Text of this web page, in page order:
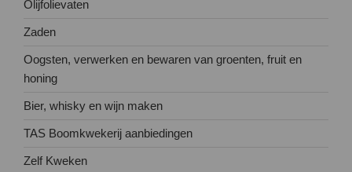
Olijfolievaten
Zaden
Oogsten, verwerken en bewaren van groenten, fruit en
honing
Bier, whisky en wijn maken
TAS Boomkwekerij aanbiedingen
Zelf Kweken